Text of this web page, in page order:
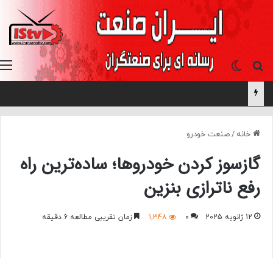
جستجو برایتغییر پوسته
خانه /صنعت خودرو
گازسوز کردن خودروها؛ ساده‌ترین راه
رفع ناترازی بنزین
12 ژانویه 2025 0
1,348 زمان تقریبی مطالعه 6 دقیقه